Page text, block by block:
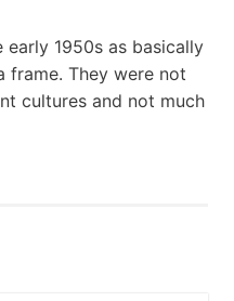
1950s as basically
frame. They were not
cultures and not much